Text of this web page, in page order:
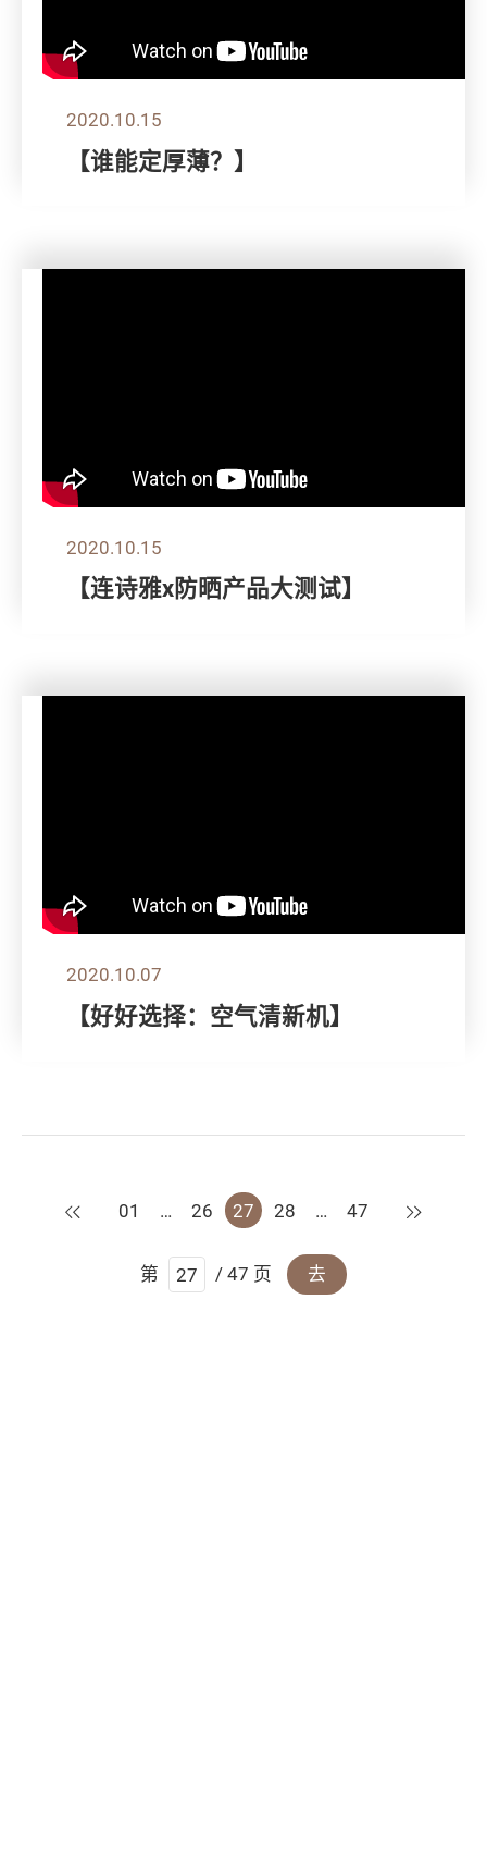
2020.10.15
【谁能定厚薄？】
2020.10.15
【连诗雅x防晒产品大测试】
2020.10.07
【好好选择：空气清新机】
上一页
01 … 26 27 28 … 47 下一页
第 / 47 页 去